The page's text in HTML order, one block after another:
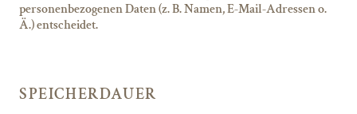
personenbezogenen Daten (z. B. Namen, E-Mail-Adressen o.
Ä.) entscheidet.
SPEICHERDAUER